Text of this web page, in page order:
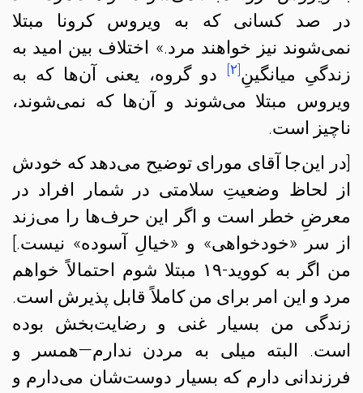
در صد کسانی که به ویروس کرونا مبتلا
نمی‌شوند نیز خواهند مرد.» اختلاف بین امید به
زندگیِ میانگینِ[۲]
دو گروه، یعنی آن‌ها که به
ویروس مبتلا می‌شوند و آن‌ها که نمی‌شوند،
ناچیز است.
[در این‌جا آقای مورای توضیح می‌دهد که خودش
از لحاظ وضعیتِ سلامتی در شمار افراد در
معرضِ خطر است و اگر این حرف‌ها را می‌زند
از سر «خودخواهی» و «خیالِ آسوده» نیست.]
من اگر به کووید-۱۹ مبتلا شوم احتمالاً خواهم
مرد و این امر برای من کاملاً قابل پذیرش است.
زندگی من بسیار غنی و رضایت‌بخش بوده
است. البته میلی به مردن ندارم—همسر و
فرزندانی دارم که بسیار دوست‌شان می‌دارم و